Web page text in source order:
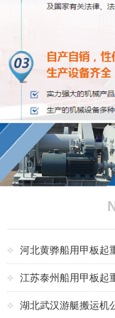
河北黄骅船用甲板起
江苏泰州船用甲板起
湖北武汉游艇搬运机